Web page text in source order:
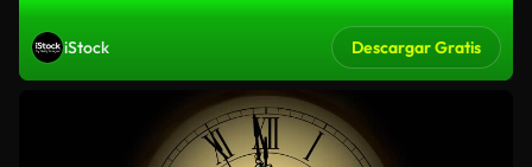
iStock Descargar Gratis